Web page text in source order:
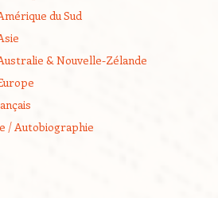
du Sud
& Nouvelle-Zélande
/ Autobiographie